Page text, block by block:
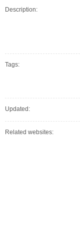
Description:
Tags:
Updated:
Related websites: